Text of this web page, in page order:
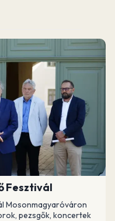
Fesztivál
Mosonmagyaróváron
pezsgők, koncertek